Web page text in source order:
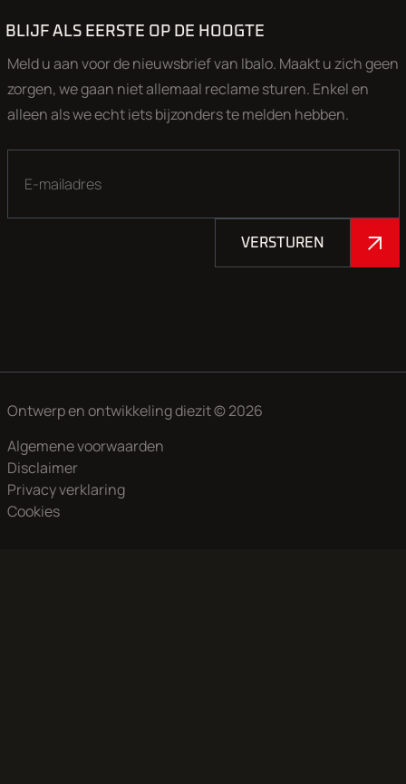
BLIJF ALS EERSTE OP DE HOOGTE
Meld u aan voor de nieuwsbrief van Ibalo. Maakt u zich geen
zorgen, we gaan niet allemaal reclame sturen. Enkel en
alleen als we echt iets bijzonders te melden hebben.
VERSTUREN
Ontwerp en ontwikkelingdiezit© 2026
Algemene voorwaarden
Disclaimer
Privacy verklaring
Cookies